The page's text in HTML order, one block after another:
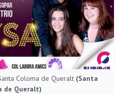
Coloma de Queralt (Santa
de Queralt)